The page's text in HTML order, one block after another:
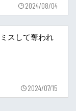
2024/08/04
スして奪われ
2024/07/15